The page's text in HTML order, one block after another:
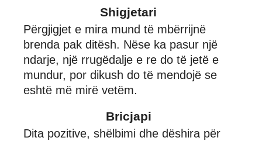
Shigjetari
Përgjigjet e mira mund të mbërrijnë
brenda pak ditësh. Nëse ka pasur një
ndarje, një rrugëdalje e re do të jetë e
mundur, por dikush do të mendojë se
eshtë më mirë vetëm.
Bricjapi
Dita pozitive, shëlbimi dhe dëshira për